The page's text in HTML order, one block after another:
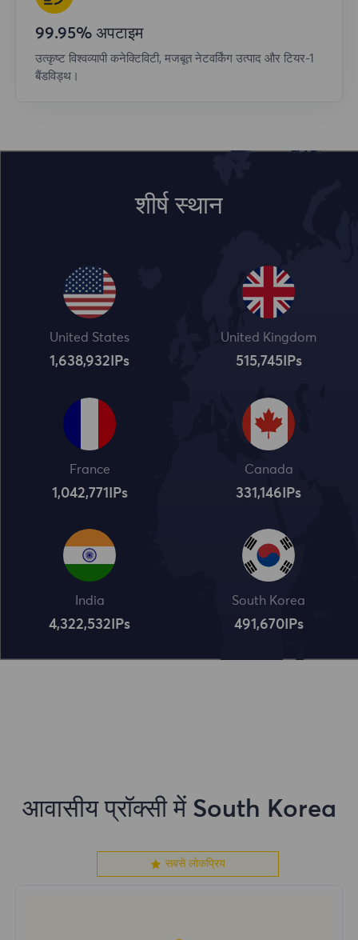
99.95% अपटाइम
उत्कृष्ट विश्वव्यापी कनेक्टिविटी, मजबूत नेटवर्किंग उत्पाद और टियर-1
बैंडविड्थ।
शीर्ष स्थान
United States
1,638,932 IPs
United Kingdom
515,745IPs
France
1,042,773 IPs
Canada
331,148 IPs
India
4,322,534 IPs
South Korea
491,672IPs
आवासीय प्रॉक्सी में South Korea
सबसे लोकप्रिय